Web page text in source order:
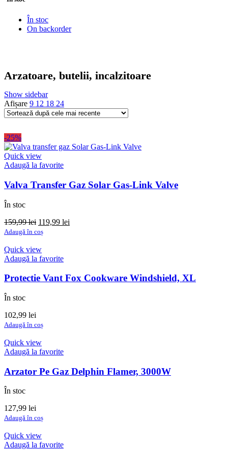
În stoc
On backorder
Arzatoare, butelii, incalzitoare
Show sidebar
Afișare 9 12 18 24
-25%
Quick view
Adaugă la favorite
Valva Transfer Gaz Solar Gas-Link Valve
În stoc
159,99lei Prețul
inițial
fost:
159,99 lei.
119,99 lei
Adaugă în coș
Quick view
Adaugă la favorite
Protectie Vant Fox Cookware Windshield, XL
În stoc
102,99 lei
Adaugă în coș
Quick view
Adaugă la favorite
Arzator Pe Gaz Delphin Flamer, 3000W
În stoc
127,99 lei
Adaugă în coș
Quick view
Adaugă la favorite